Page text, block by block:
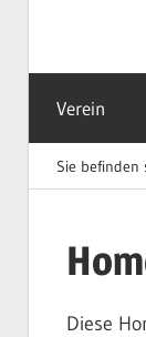
in
Verein
Sie befinden
Diese